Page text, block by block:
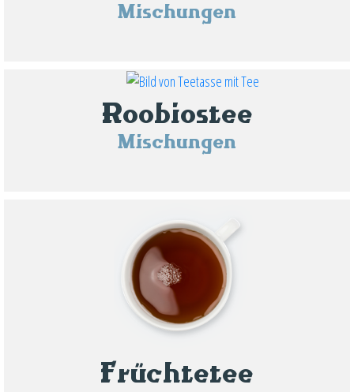
Mischungen
Roobiostee
Mischungen
Früchtetee